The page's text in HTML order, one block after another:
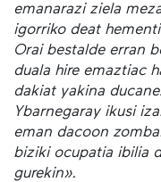
emanarazi ziela
igorriko deat
Orai bestalde erran
duala hire emaztiac
dakiat yakina
Ybarnegaray ikusi
eman dacoon
biziki ocupatia ibilia
gurekin».